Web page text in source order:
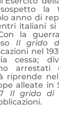
la
anno di
italiani
la
Il grido
nel
cessa;
riprende
alleate in
Il grido di